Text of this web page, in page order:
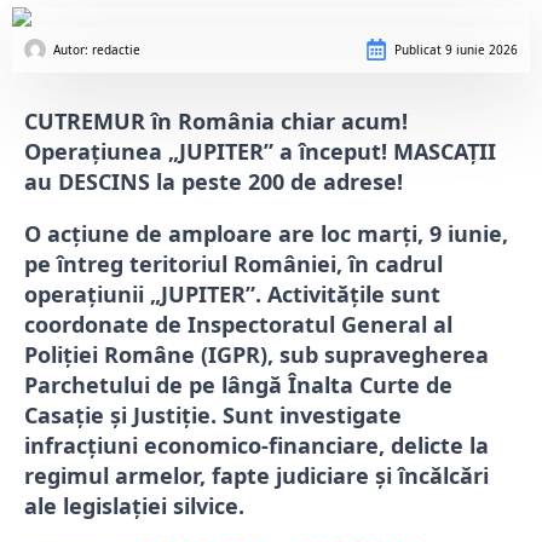
Autor: redactie Publicat 9 iunie 2026
CUTREMUR în România chiar acum!
Operațiunea „JUPITER” a început! MASCAȚII
au DESCINS la peste 200 de adrese!
O acțiune de amploare are loc marți, 9 iunie,
pe întreg teritoriul României, în cadrul
operațiunii „JUPITER”. Activitățile sunt
coordonate de Inspectoratul General al
Poliției Române (IGPR), sub supravegherea
Parchetului de pe lângă Înalta Curte de
Casație și Justiție. Sunt investigate
infracțiuni economico-financiare, delicte la
regimul armelor, fapte judiciare și încălcări
ale legislației silvice.